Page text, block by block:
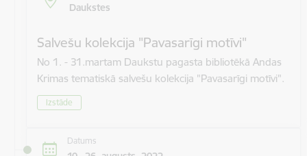
Daukstes
Salvešu kolekcija "Pavasarīgi motīvi"
No 1. - 31.martam Daukstu pagasta bibliotēkā Andas
Krimas tematiskā salvešu kolekcija "Pavasarīgi motīvi".
Izstāde
Datums